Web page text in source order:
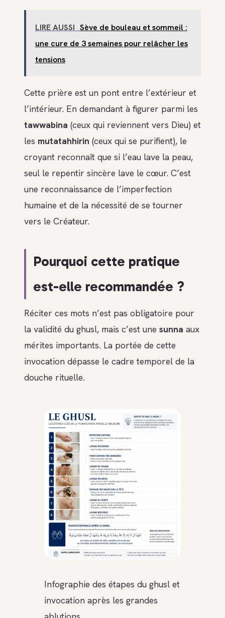
LIRE AUSSI Sève de bouleau et sommeil :
une cure de 3 semaines pour relâcher les
tensions
Cette prière est un pont entre l’extérieur et
l’intérieur. En demandant à figurer parmi les
tawwabina (ceux qui reviennent vers Dieu) et
les mutatahhirin (ceux qui se purifient), le
croyant reconnaît que si l’eau lave la peau,
seul le repentir sincère lave le cœur. C’est
une reconnaissance de l’imperfection
humaine et de la nécessité de se tourner
vers le Créateur.
Pourquoi cette pratique
est-elle recommandée ?
Réciter ces mots n’est pas obligatoire pour
la validité du ghusl, mais c’est une sunna aux
mérites importants. La portée de cette
invocation dépasse le cadre temporel de la
douche rituelle.
Infographie des étapes du ghusl et
invocation après les grandes